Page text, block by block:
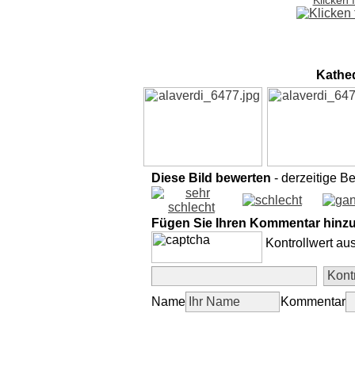
Diese Bild bewerten - derzeitige
Fügen Sie Ihren Kommentar
Kontrollwert
Name Kommentar